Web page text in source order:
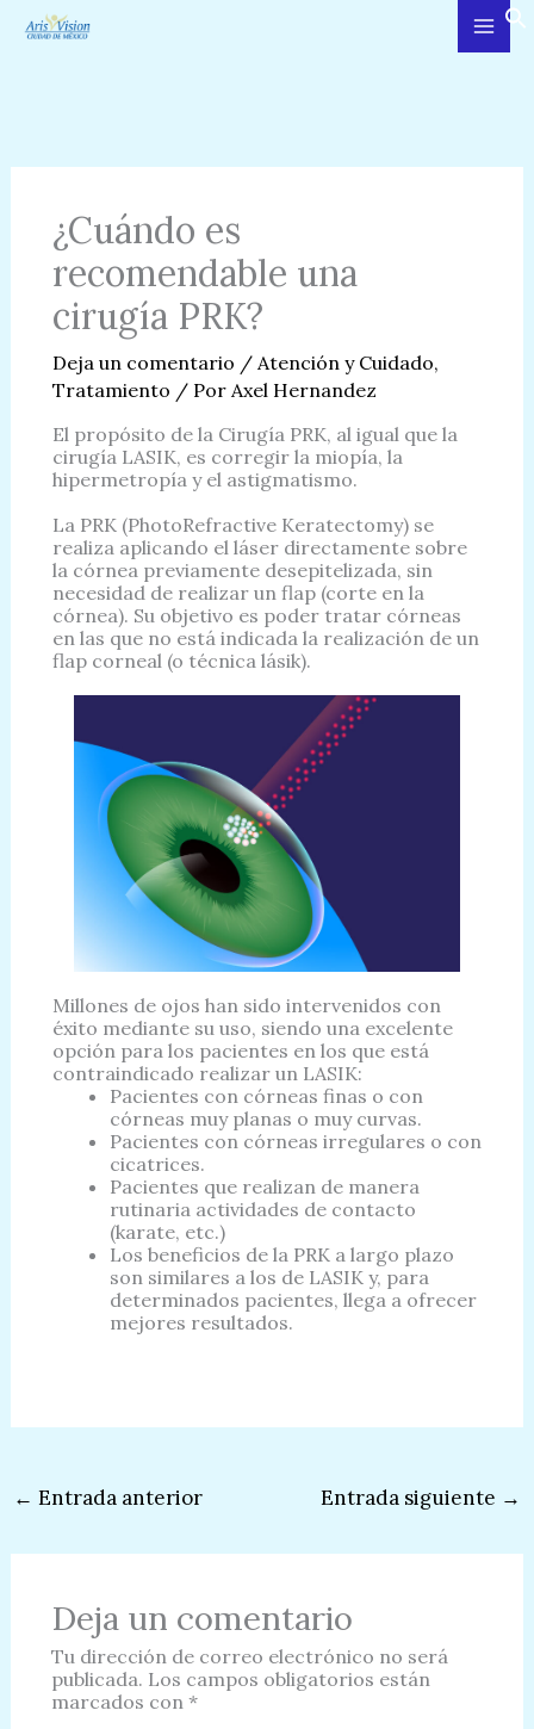
¿Cuándo es
recomendable una
cirugía PRK?
Deja un comentario / Atención y Cuidado,
Tratamiento / Por Axel Hernandez
El propósito de la Cirugía PRK, al igual que la
cirugía LASIK, es corregir la miopía, la
hipermetropía y el astigmatismo.
La PRK (PhotoRefractive Keratectomy) se
realiza aplicando el láser directamente sobre
la córnea previamente desepitelizada, sin
necesidad de realizar un flap (corte en la
córnea). Su objetivo es poder tratar córneas
en las que no está indicada la realización de un
flap corneal (o técnica lásik).
Millones de ojos han sido intervenidos con
éxito mediante su uso, siendo una excelente
opción para los pacientes en los que está
contraindicado realizar un LASIK:
Pacientes con córneas finas o con
córneas muy planas o muy curvas.
Pacientes con córneas irregulares o con
cicatrices.
Pacientes que realizan de manera
rutinaria actividades de contacto
(karate, etc.)
Los beneficios de la PRK a largo plazo
son similares a los de LASIK y, para
determinados pacientes, llega a ofrecer
mejores resultados.
← Entrada anterior Entrada siguiente →
Deja un comentario
Tu dirección de correo electrónico no será
publicada. Los campos obligatorios están
marcados con *